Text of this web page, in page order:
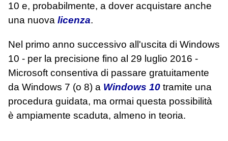
10 e, probabilmente, a dover acquistare anche
una nuova licenza.
Nel primo anno successivo all'uscita di Windows
10 - per la precisione fino al 29 luglio 2016 -
Microsoft consentiva di passare gratuitamente
da Windows 7 (o 8) a Windows 10 tramite una
procedura guidata, ma ormai questa possibilità
è ampiamente scaduta, almeno in teoria.